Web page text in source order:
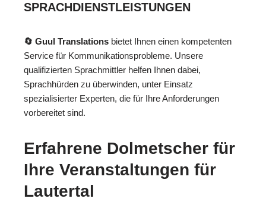
SPRACHDIENSTLEISTUNGEN
🔄 Guul Translations bietet Ihnen einen kompetenten
Service für Kommunikationsprobleme. Unsere
qualifizierten Sprachmittler helfen Ihnen dabei,
Sprachhürden zu überwinden, unter Einsatz
spezialisierter Experten, die für Ihre Anforderungen
vorbereitet sind.
Erfahrene Dolmetscher für
Ihre Veranstaltungen für
Lautertal